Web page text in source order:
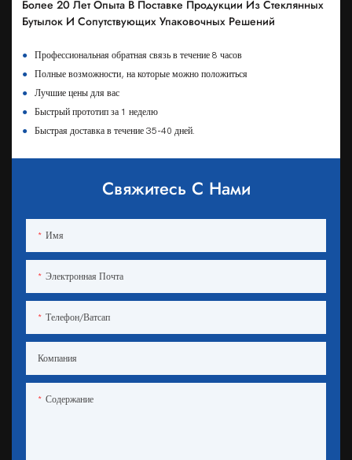
Более 20 Лет Опыта В Поставке Продукции Из Стеклянных
Бутылок И Сопутствующих Упаковочных Решений
●
Профессиональная обратная связь в течение 8 часов
●
Полные возможности, на которые можно положиться
●
Лучшие цены для вас
●
Быстрый прототип за 1 неделю
●
Быстрая доставка в течение 35-40 дней.
Свяжитесь С Нами
Имя
Электронная Почта
Телефон/ватсап
Компания
Содержание